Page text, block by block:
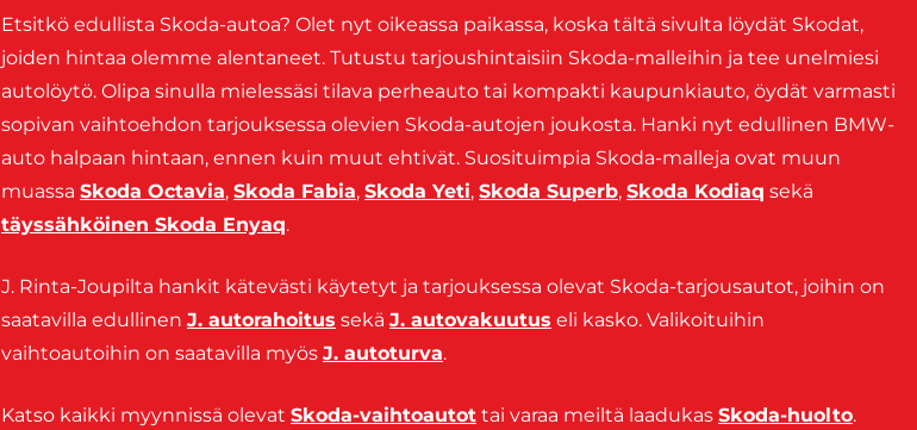
Etsitkö edullista Skoda-autoa? Olet nyt oikeassa paikassa, koska tältä sivulta löydät Skodat,
joiden hintaa olemme alentaneet. Tutustu tarjoushintaisiin Skoda-malleihin ja tee unelmiesi
autolöytö. Olipa sinulla mielessäsi tilava perheauto tai kompakti kaupunkiauto, öydät varmasti
sopivan vaihtoehdon tarjouksessa olevien Skoda-autojen joukosta. Hanki nyt edullinen BMW-
auto halpaan hintaan, ennen kuin muut ehtivät. Suosituimpia Skoda-malleja ovat muun
muassa Skoda Octavia, Skoda Fabia, Skoda Yeti, Skoda Superb, Skoda Kodiaq sekä
täyssähköinen Skoda Enyaq.
J. Rinta-Joupilta hankit kätevästi käytetyt ja tarjouksessa olevat Skoda-tarjousautot, joihin on
saatavilla edullinen J. autorahoitus sekä J. autovakuutus eli kasko. Valikoituihin
vaihtoautoihin on saatavilla myös J. autoturva.
Katso kaikki myynnissä olevat Skoda-vaihtoautot tai varaa meiltä laadukas Skoda-huolto.